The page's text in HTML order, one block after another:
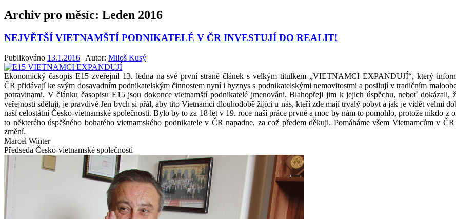
Archiv pro měsíc: Leden 2016
NEJVĚTŠÍ VIETNAMŠTÍ PODNIKATELÉ V ČR INVESTUJÍ DO REALIT!
Publikováno 13.1.2016 | Autor: Miloš Kusý
Ekonomický časopis E15 zveřejnil 13. ledna na své první straně článek s velkým titulkem „VIETNAMCI EXPANDUJÍ“, který
ČR přidávají ke svým dosavadním podnikatelským činnostem nyní i byznys s podnikatelskými nemovitostmi a posilují v tradičním
potravinami. V článku časopisu E15 jsou dokonce vietnamští podnikatelé jmenováni. Blahopřeji jim k jejich úspěchu, neboť
veřejnosti sděluji, je pravdivé Jen bych si přál, aby tito Vietnamci dlouhodobě žijící u nás, kteří zde mají trvalý pobyt a jak je vidět velmi
naší celostátní Česko-vietnamské společnosti. Bylo by to za 18 let v 19. roce naší práce prvně a moc by nám to pomohlo, protože nikdo z
to některého úspěšného bohatého vietnamského podnikatele v ČR napadne, za což předem děkuji. Pomáháme všem Vietnamcům v
změní.
Marcel Winter
Předseda Česko-vietnamské společnosti